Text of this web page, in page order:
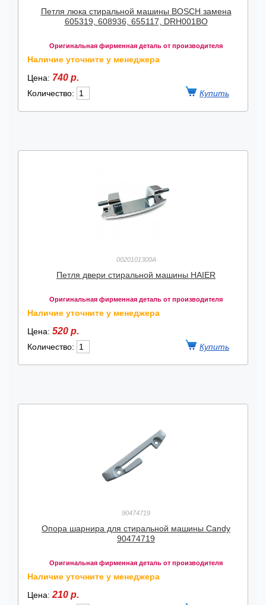
Петля люка стиральной машины BOSCH замена
605319, 608936, 655117, DRH001BO
Оригинальная фирменная деталь от производителя
Наличие уточните у менеджера
Цена: 740 р.
Количество:
0020101300A
Петля двери стиральной машины HAIER
Оригинальная фирменная деталь от производителя
Наличие уточните у менеджера
Цена: 520 р.
Количество:
90474719
Опора шарнира для стиральной машины Candy
90474719
Оригинальная фирменная деталь от производителя
Наличие уточните у менеджера
Цена: 210 р.